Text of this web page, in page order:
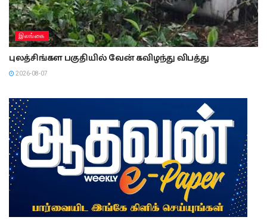
இலங்கை
புலத்சிங்கள பகுதியில் வேன் கவிழந்து விபத்து
2026-08-07